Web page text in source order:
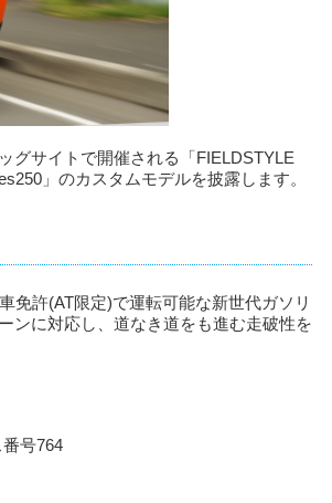
グサイトで開催される「FIELDSTYLE
」のカスタムモデルを披露します。
免許(AT限定)で運転可能な新世代ガソリ
ンに対応し、道なき道をも進む走破性を
号764